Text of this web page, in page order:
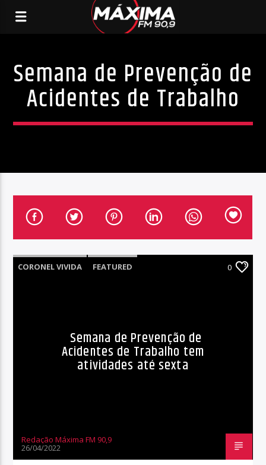
Semana de Prevenção de
Acidentes de Trabalho
CORONEL VIVIDA FEATURED 0
Semana de Prevenção de
Acidentes de Trabalho tem
atividades até sexta
Redação Máxima FM 90,9
26/04/2022